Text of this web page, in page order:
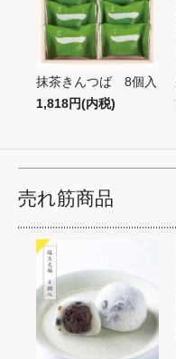
抹茶きんつば 8個入
1,818円(内税)
売れ筋商品